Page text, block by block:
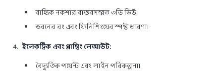
বাহ্যিক নকশার বাস্তবসম্মত ৩ডি ভিউ।
ভবনের রং এবং ফিনিশিংয়ের স্পষ্ট ধারণা।
ইলেকট্রিক এবং প্লাম্বিং লেআউট:
বৈদ্যুতিক পয়েন্ট এবং লাইন পরিকল্পনা।